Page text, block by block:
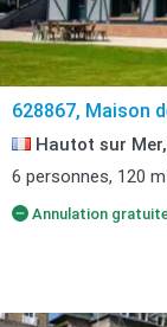
628867, Maison
Hautot sur
6 personnes, 120
Annulation